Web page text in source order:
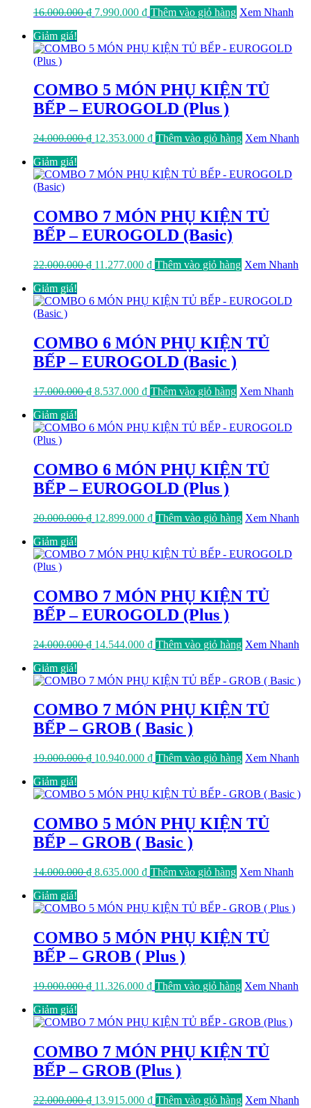
16.000.000₫ Giá
16.000.000 ₫.
7.990.000 ₫Giá
là:
Thêm vào giỏ hàng Xem Nhanh
Giảm giá!
COMBO 5 MÓN PHỤ KIỆN TỦ
BẾP – EUROGOLD (Plus )
24.000.000₫ Giá
24.000.000 ₫.
12.353.000 ₫Giá
là:
Thêm vào giỏ hàng Xem Nhanh
Giảm giá!
COMBO 7 MÓN PHỤ KIỆN TỦ
BẾP – EUROGOLD (Basic)
22.000.000₫ Giá
22.000.000 ₫.
11.277.000 ₫Giá
là:
Thêm vào giỏ hàng Xem Nhanh
Giảm giá!
COMBO 6 MÓN PHỤ KIỆN TỦ
BẾP – EUROGOLD (Basic )
17.000.000₫ Giá
17.000.000 ₫.
8.537.000 ₫Giá
là:
Thêm vào giỏ hàng Xem Nhanh
Giảm giá!
COMBO 6 MÓN PHỤ KIỆN TỦ
BẾP – EUROGOLD (Plus )
20.000.000₫ Giá
20.000.000 ₫.
12.899.000 ₫Giá
là:
Thêm vào giỏ hàng Xem Nhanh
Giảm giá!
COMBO 7 MÓN PHỤ KIỆN TỦ
BẾP – EUROGOLD (Plus )
24.000.000₫ Giá
24.000.000 ₫.
14.544.000 ₫Giá
là:
Thêm vào giỏ hàng Xem Nhanh
Giảm giá!
COMBO 7 MÓN PHỤ KIỆN TỦ
BẾP – GROB ( Basic )
19.000.000₫ Giá
19.000.000 ₫.
10.940.000 ₫Giá
là:
Thêm vào giỏ hàng Xem Nhanh
Giảm giá!
COMBO 5 MÓN PHỤ KIỆN TỦ
BẾP – GROB ( Basic )
14.000.000₫ Giá
14.000.000 ₫.
8.635.000 ₫Giá
là:
Thêm vào giỏ hàng Xem Nhanh
Giảm giá!
COMBO 5 MÓN PHỤ KIỆN TỦ
BẾP – GROB ( Plus )
19.000.000₫ Giá
19.000.000 ₫.
11.326.000 ₫Giá
là:
Thêm vào giỏ hàng Xem Nhanh
Giảm giá!
COMBO 7 MÓN PHỤ KIỆN TỦ
BẾP – GROB (Plus )
22.000.000₫ Giá
13.915.000 ₫Giá
Thêm vào giỏ hàng Xem Nhanh